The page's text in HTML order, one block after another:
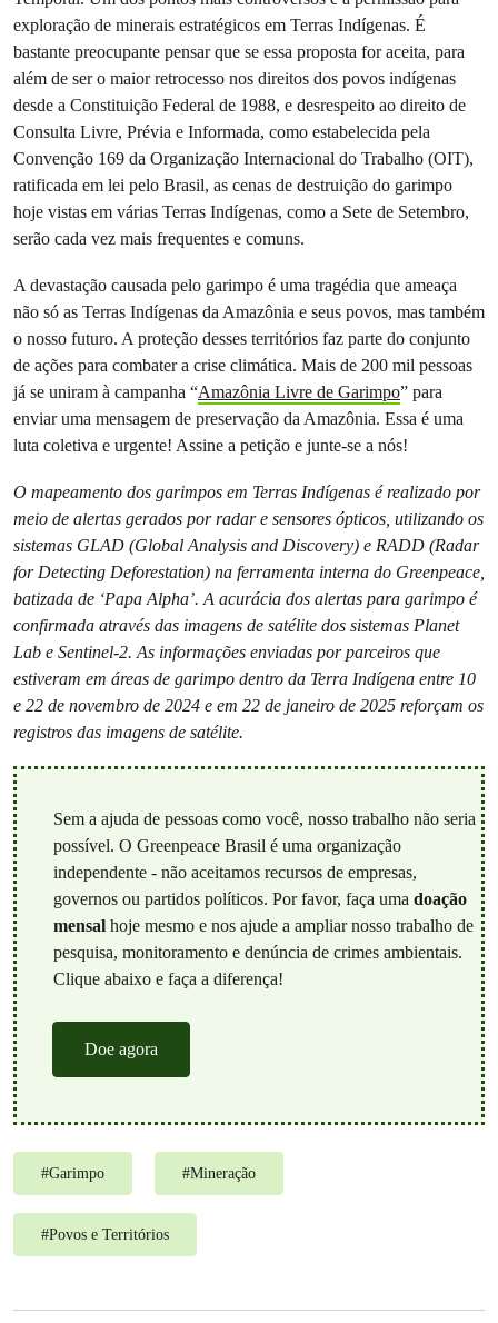
exploração de minerais estratégicos em Terras Indígenas. É
bastante preocupante pensar que se essa proposta for aceita, para
além de ser o maior retrocesso nos direitos dos povos indígenas
desde a Constituição Federal de 1988, e desrespeito ao direito de
Consulta Livre, Prévia e Informada, como estabelecida pela
Convenção 169 da Organização Internacional do Trabalho (OIT),
ratificada em lei pelo Brasil, as cenas de destruição do garimpo
hoje vistas em várias Terras Indígenas, como a Sete de Setembro,
serão cada vez mais frequentes e comuns.
A devastação causada pelo garimpo é uma tragédia que ameaça
não só as Terras Indígenas da Amazônia e seus povos, mas também
o nosso futuro. A proteção desses territórios faz parte do conjunto
de ações para combater a crise climática. Mais de 200 mil pessoas
já se uniram à campanha “Amazônia Livre de Garimpo” para
enviar uma mensagem de preservação da Amazônia. Essa é uma
luta coletiva e urgente! Assine a petição e junte-se a nós!
O mapeamento dos garimpos em Terras Indígenas é realizado por
meio de alertas gerados por radar e sensores ópticos, utilizando os
sistemas GLAD (Global Analysis and Discovery) e RADD (Radar
for Detecting Deforestation) na ferramenta interna do Greenpeace,
batizada de ‘Papa Alpha’. A acurácia dos alertas para garimpo é
confirmada através das imagens de satélite dos sistemas Planet
Lab e Sentinel-2. As informações enviadas por parceiros que
estiveram em áreas de garimpo dentro da Terra Indígena entre 10
e 22 de novembro de 2024 e em 22 de janeiro de 2025 reforçam os
registros das imagens de satélite.
Sem a ajuda de pessoas como você, nosso trabalho não seria
possível. O Greenpeace Brasil é uma organização
independente - não aceitamos recursos de empresas,
governos ou partidos políticos. Por favor, faça uma doação
mensalhoje mesmo e nos ajude a ampliar nosso trabalho de
pesquisa, monitoramento e denúncia de crimes ambientais.
Clique abaixo e faça a diferença!
Doe agora
#Garimpo #Mineração
#Povos e Territórios